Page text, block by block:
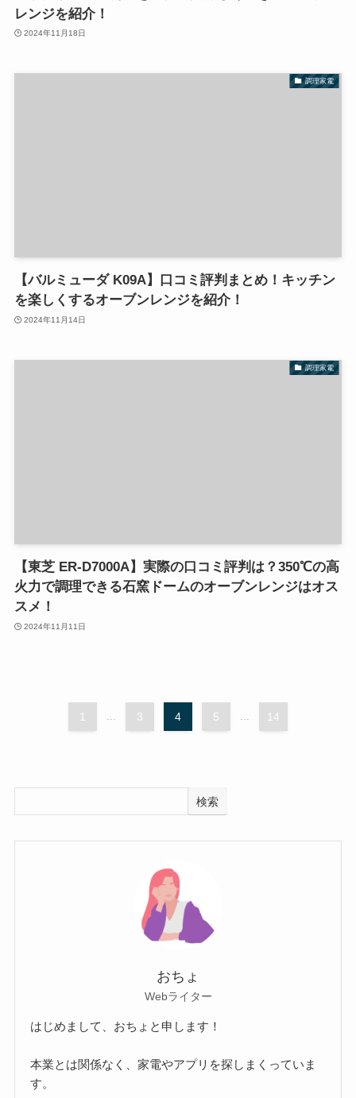
レンジを紹介！
2024年11月18日
調理家電
【バルミューダ K09A】口コミ評判まとめ！キッチン
を楽しくするオーブンレンジを紹介！
2024年11月14日
調理家電
【東芝 ER-D7000A】実際の口コミ評判は？350℃の高
火力で調理できる石窯ドームのオーブンレンジはオス
スメ！
2024年11月11日
1 ... 3 4 5 ... 14
検索
おちょ
Webライター
はじめまして、おちょと申します！
本業とは関係なく、家電やアプリを探しまくっていま
す。